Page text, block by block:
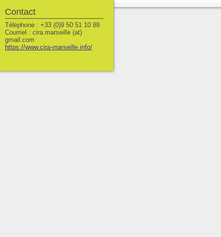
Contact
Téléphone : +33 (0)9 50 51 10 89
Courriel : cira.marseille (at)
gmail.com
https://www.cira-marseille.info/